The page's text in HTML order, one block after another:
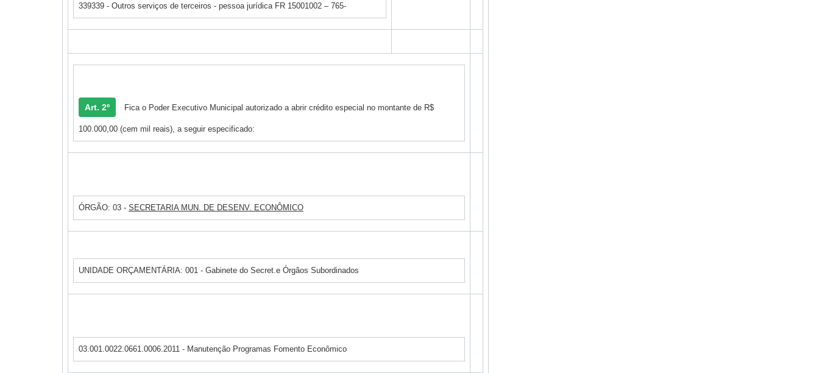
339339 - Outros serviços de terceiros - pessoa jurídica FR 15001002 – 765-
Art. 2º Fica o Poder Executivo Municipal autorizado a abrir crédito especial no montante de R$
100.000,00 (cem mil reais), a seguir especificado:
ÓRGÃO: 03 - SECRETARIA MUN. DE DESENV. ECONÔMICO
UNIDADE ORÇAMENTÁRIA: 001 - Gabinete do Secret.e Órgãos Subordinados
03.001.0022.0661.0006.2011 - Manutenção Programas Fomento Econômico